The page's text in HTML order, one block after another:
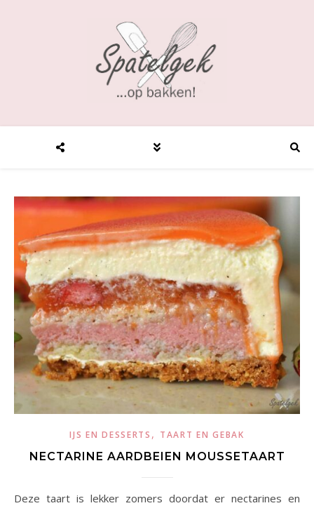
IJS EN DESSERTS , TAART EN GEBAK
NECTARINE AARDBEIEN MOUSSETAART
Deze taart is lekker zomers doordat er nectarines en